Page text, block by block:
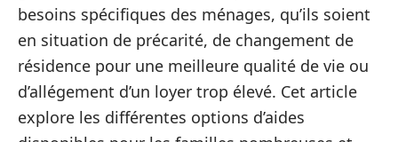
besoins spécifiques des ménages, qu’ils soient
en situation de précarité, de changement de
résidence pour une meilleure qualité de vie ou
d’allégement d’un loyer trop élevé. Cet article
explore les différentes options d’aides